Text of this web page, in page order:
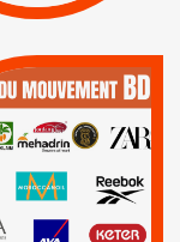
?
/
BNP | CAF |
| HP |